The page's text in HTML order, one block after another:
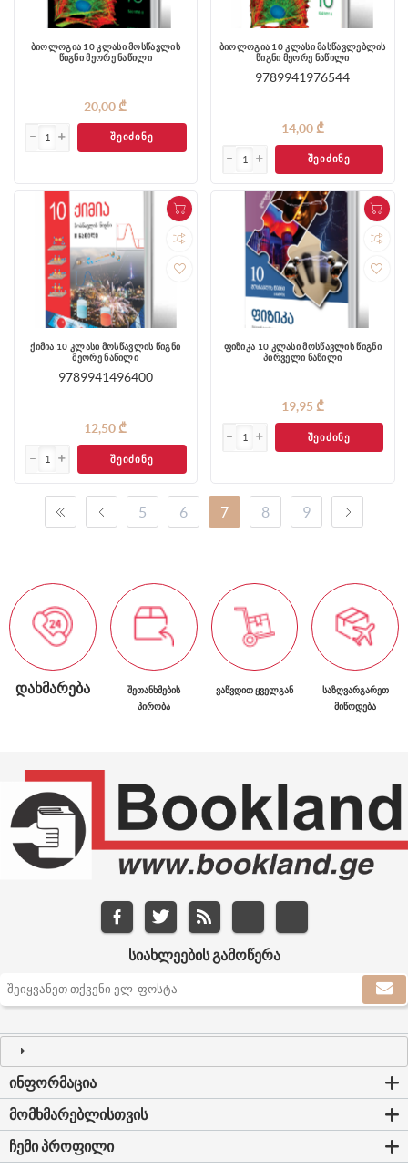
ბიოლოგია 10 კლასი მოსწავლის
წიგნი მეორე ნაწილი
20,00 ₾
ᲨᲔᲘᲫᲘᲜᲔ
ბიოლოგია 10 კლასი მასწავლებლის
წიგნი მეორე ნაწილი
9789941976544
14,00 ₾
ᲨᲔᲘᲫᲘᲜᲔ
ქიმია 10 კლასი მოსწავლის წიგნი
მეორე ნაწილი
9789941496400
12,50 ₾
ᲨᲔᲘᲫᲘᲜᲔ
ფიზიკა 10 კლასი მოსწავლის წიგნი
პირველი ნაწილი
19,95 ₾
ᲨᲔᲘᲫᲘᲜᲔ
5 6 7 8 9
ᲓᲐᲮᲛᲐᲠᲔᲑᲐ
ᲨᲔᲗᲐᲜᲮᲛᲔᲑᲘᲡ
ᲞᲘᲠᲝᲑᲐ
ᲕᲐᲬᲕᲓᲘᲗ ᲧᲕᲔᲚᲒᲐᲜ
ᲡᲐᲖᲦᲕᲐᲠᲒᲐᲠᲔᲗ
ᲛᲘᲬᲝᲓᲔᲑᲐ
ᲡᲘᲐᲮᲚᲔᲔᲑᲘᲡ ᲒᲐᲛᲝᲬᲔᲠᲐ
ᲘᲜᲤᲝᲠᲛᲐᲪᲘᲐ
ᲛᲝᲛᲮᲛᲐᲠᲔᲑᲚᲘᲡᲗᲕᲘᲡ
ᲩᲔᲛᲘ ᲞᲠᲝᲤᲘᲚᲘ